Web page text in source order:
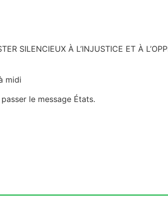
SILENCIEUX À L’INJUSTICE ET À
midi
le message États.